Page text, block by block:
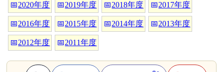
📅2020年度 📅2019年度 📅2018年度 📅2017年度
📅2016年度 📅2015年度 📅2014年度 📅2013年度
📅2012年度 📅2011年度